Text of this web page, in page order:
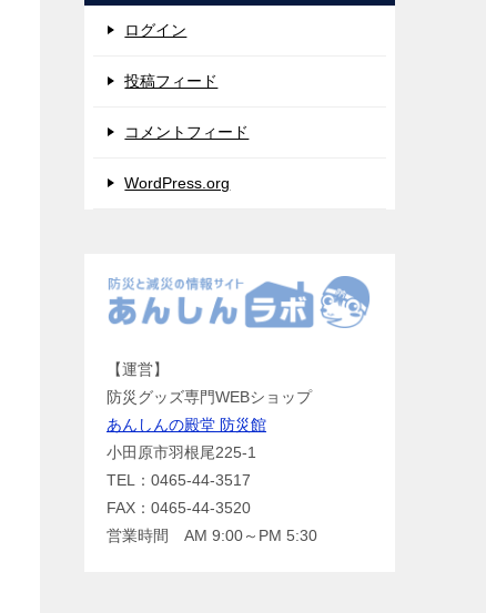
ログイン
投稿フィード
コメントフィード
WordPress.org
【運営】
防災グッズ専門WEBショップ
あんしんの殿堂 防災館
小田原市羽根尾225-1
TEL：0465-44-3517
FAX：0465-44-3520
営業時間 AM 9:00～PM 5:30